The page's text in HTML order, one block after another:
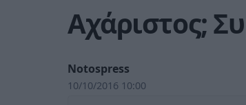
Αχάριστος;
Notospress
10/10/2016 10:00